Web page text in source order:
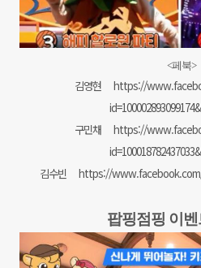
<페북>
김영현
https://
구민채
https://
김수빈
https://
팝핑점핑 이벤